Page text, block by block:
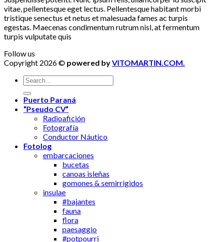
vitae, pellentesque eget lectus. Pellentesque habitant morbi
tristique senectus et netus et malesuada fames ac turpis
egestas. Maecenas condimentum rutrum nisl, at fermentum
turpis vulputate quis
Follow us
Copyright 2026 © powered byVITOMARTIN.COM.
Puerto Paraná
“Pseudo CV”
Radioafición
Fotografía
Conductor Náutico
Fotolog
embarcaciones
bucetas
canoas isleñas
gomones & semirrigidos
insulae
#bajantes
fauna
flora
paesaggio
#potpourri